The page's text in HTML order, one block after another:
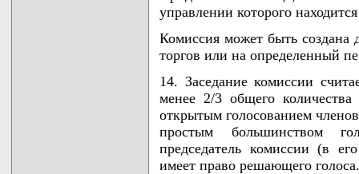
управлении которого
Комиссия может быть создана
торгов или на определенный
14. Заседание комиссии
менее 2/3 общего
открытым голосованием
простым большинством
председатель комиссии (в
имеет право решающего голоса.